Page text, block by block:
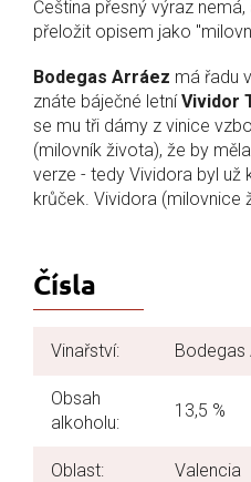
Čeština přesný výraz
přeložit opisem jako
Bodegas Arráez má řadu
znáte báječné letníVividor
se mu tři dámy z vinice
(milovník života), že by
verze - tedy Vividora byl už
krůček. Vividora (milovnice
Čísla
Vinařství: Bodegas
Obsah
alkoholu:
13,5 %
Oblast: Valencia